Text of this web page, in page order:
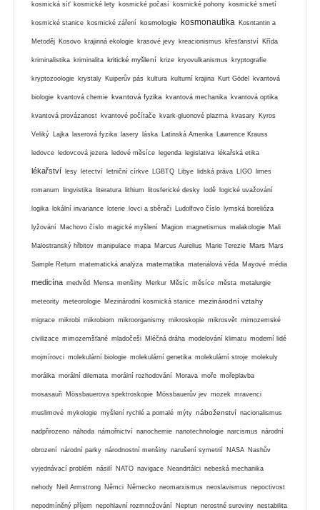
kosmická síť kosmické lety kosmické počasí kosmické pohony kosmické smetí
kosmické stanice kosmické záření kosmologie kosmonautika Kosntantin a
Metoděj Kosovo krajinná ekologie krasové jevy kreacionismus křesťanství Křída
kriminalistika kriminalita kritické myšlení krize kryovulkanismus kryptografie
kryptozoologie krystaly Kuiperův pás kultura kulturní krajina Kurt Gödel kvantová
biologie kvantová chemie kvantová fyzika kvantová mechanika kvantová optika
kvantová provázanost kvantové počítače kvark-gluonové plazma kvasary Kyros
Veliký Lajka laserová fyzika lasery láska Latinská Amerika Lawrence Krauss
ledovce ledovcová jezera ledové měsíce legenda legislativa lékařská etika
lékařství lesy letectví letniční církve LGBTQ Libye lidská práva LIGO limes
romanum lingvistika literatura lithium litosferické desky lodě logické uvažování
logika lokální invariance loterie lovci a sběrači Ludolfovo číslo lymská borelióza
lyžování Machovo číslo magické myšlení Magion magnetismus malakologie Mali
Malostranský hřbitov manipulace mapa Marcus Aurelius Marie Terezie Mars Mars
Sample Return matematická analýza matematika materiálová věda Mayové média
medicína medvěd Mensa menšiny Merkur Měsíc měsíce města metalurgie
meteority meteorologie Mezinárodní kosmická stanice mezinárodní vztahy
migrace mikrobi mikrobiom mikroorganismy mikroskopie mikrosvět mimozemské
civilizace mimozemšťané mladočeši Mléčná dráha modelování klimatu moderní lidé
mojmírovci molekulární biologie molekulární genetika molekulární stroje molekuly
morálka morální dilemata morální rozhodování Morava moře mořeplavba
mosasauři Mössbauerova spektroskopie Mössbauerův jev mozek mravenci
muslimové mykologie myšlení rychlé a pomalé mýty náboženství nacionalismus
nadpřirozeno náhoda námořnictví nanochemie nanotechnologie narcismus národní
obrození národní parky národnostní menšiny narušení symetrií NASA Nashův
vyjednávací problém násilí NATO navigace Neandrtálci nebeská mechanika
nehody Neil Armstrong Němci Německo neomarxismus neoslavismus nepoctivost
nepodmíněný příjem nepohlavní rozmnožování Neptun nerostné suroviny nestabilita